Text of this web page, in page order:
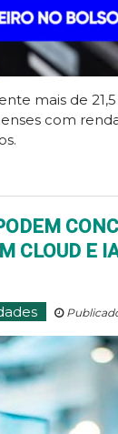
mais de
com
CLOUD E